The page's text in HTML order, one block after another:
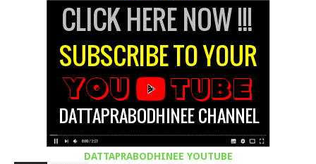
DATTAPRABODHINEE YOUTUBE